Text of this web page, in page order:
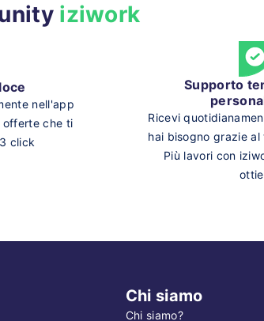
iziwork
nell'app
offerte che ti
click
Supporto
Ricevi
hai bisogno grazie
Più lavori con
Chi siamo
Chi siamo?